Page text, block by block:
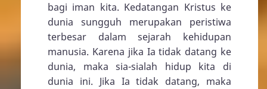
bagi iman kita. Kedatangan Kristus ke
dunia sungguh merupakan peristiwa
terbesar dalam sejarah kehidupan
manusia. Karena jika Ia tidak datang ke
dunia, maka sia-sialah hidup kita di
dunia ini. Jika Ia tidak datang, maka